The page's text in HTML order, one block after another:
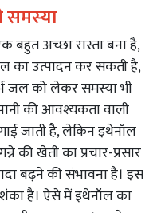
समस्या
बहुत अच्छा रास्ता बना है,
का उत्पादन कर सकती है,
जल को लेकर समस्या भी
की आवश्यकता वाली
जाती है, लेकिन इथेनॉल
की खेती का प्रचार-प्रसार
बढ़ने की संभावना है। इस
है। ऐसे में इथेनॉल का